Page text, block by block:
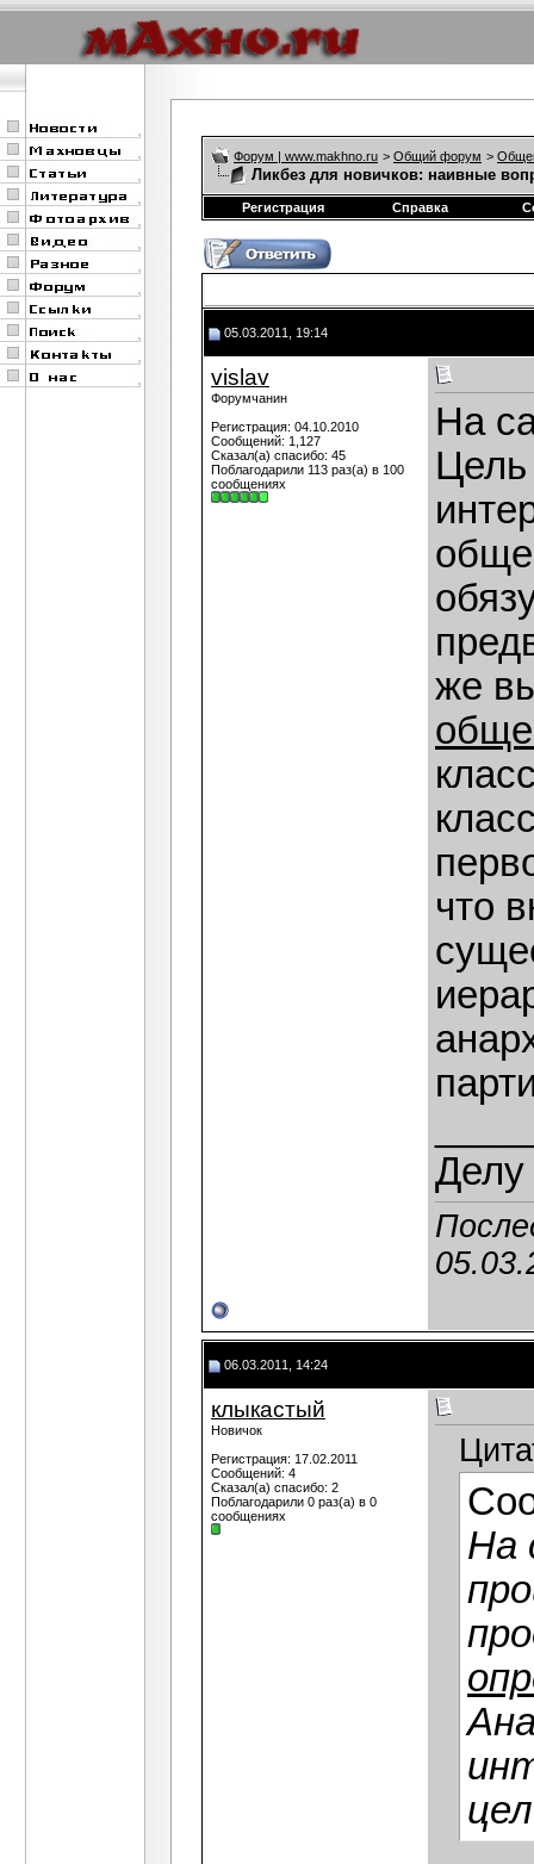
Форум | www.makhno.ru > Общий форум >
Ликбез для новичков: наивные
Регистрация Справка
05.03.2011, 19:14
vislav
Форумчанин
Регистрация: 04.10.2010
Сообщений: 1,127
Сказал(а) спасибо: 45
Поблагодарили 113 раз(а) в 100
сообщениях
На
же
что
Делу
06.03.2011, 14:24
клыкастый
Новичок
Регистрация: 17.02.2011
Сообщений: 4
Сказал(а) спасибо: 2
Поблагодарили 0 раз(а) в 0
сообщениях
На